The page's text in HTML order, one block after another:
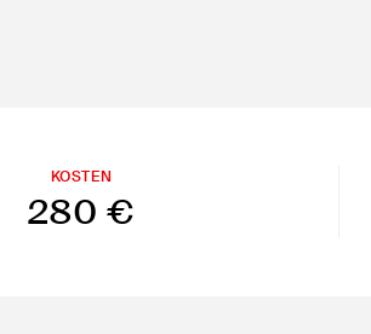
KOSTEN
280 €